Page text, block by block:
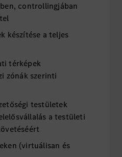
controllingjában
készítése a teljes
térképek
zónák szerinti
testületek
a testületi
(virtuálisan és